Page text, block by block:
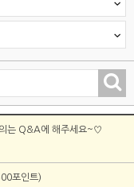
의는 Q&A에 해주세요~♡
포인트)